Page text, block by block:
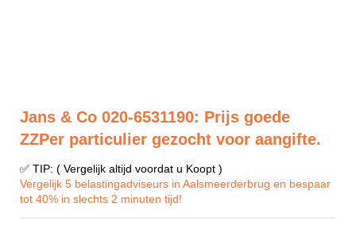
Jans & Co 020-6531190: Prijs goede
ZZPer particulier gezocht voor aangifte.
✅ TIP: ( Vergelijk altijd voordat u Koopt )
Vergelijk 5 belastingadviseurs in Aalsmeerderbrug en bespaar
tot 40% in slechts 2 minuten tijd!